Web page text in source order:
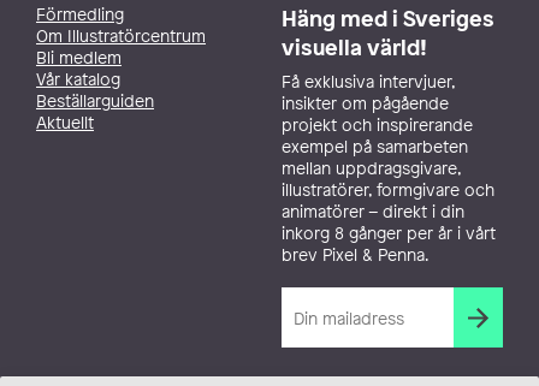
Förmedling
Om Illustratörcentrum
Bli medlem
Vår katalog
Beställarguiden
Aktuellt
Häng med i Sveriges
visuella värld!
Få exklusiva intervjuer,
insikter om pågående
projekt och inspirerande
exempel på samarbeten
mellan uppdragsgivare,
illustratörer, formgivare och
animatörer – direkt i din
inkorg 8 gånger per år i vårt
brev Pixel & Penna.